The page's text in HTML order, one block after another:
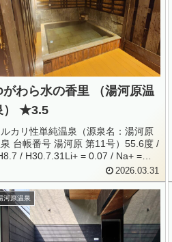
がわら水の香里 （湯河原温
） ★3.5
カリ性単純温泉（源泉名：湯河原
台帳番号 湯河原 第11号）55.6度 /
/ H30.7.31Li+ = 0.07 / Na+ =
/ K+ = 5.42 / Mg+ = 0.07 / Ca+ =
2026.03.31
河原温泉